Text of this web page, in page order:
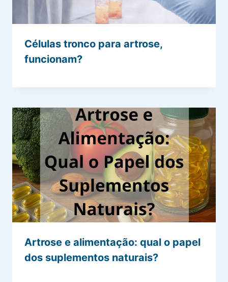
Células tronco para artrose,
funcionam?
Artrose e alimentação: qual o papel
dos suplementos naturais?